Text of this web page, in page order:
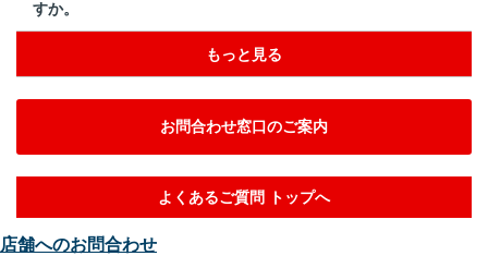
すか。
もっと見る
お問合わせ窓口のご案内
よくあるご質問 トップへ
店舗へのお問合わせ